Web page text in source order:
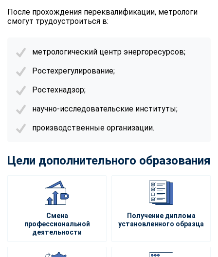
После прохождения переквалификации, метрологи
смогут трудоустроиться в:
метрологический центр энергоресурсов;
Ростехрегулирование;
Ростехнадзор;
научно-исследовательские институты;
производственные организации.
Цели дополнительного образования
Смена
профессиональной
деятельности
Получение диплома
установленного образца